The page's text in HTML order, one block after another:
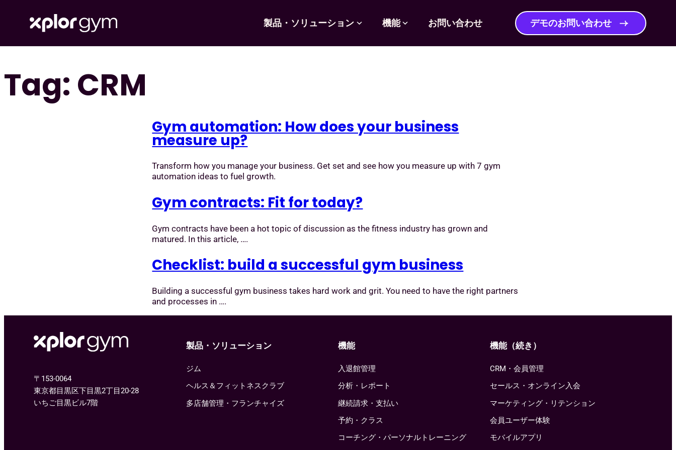
Skip
content
製品・ソリューション 機能 お問い合わせ デモのお問い合わせ
Tag: CRM
Gym automation: How does your business
measure up?
Transform how you manage your business. Get set and see how you measure up with 7 gym
automation ideas to fuel growth.
Gym contracts: Fit for today?
Gym contracts have been a hot topic of discussion as the fitness industry has grown and
matured. In this article, ….
Checklist: build a successful gym business
Building a successful gym business takes hard work and grit. You need to have the right partners
and processes in ….
〒153-0064
東京都目黒区下目黒2丁目20-28
いちご目黒ビル7階
製品・ソリューション
ジム
ヘルス＆フィットネスクラブ
多店舗管理・フランチャイズ
機能
入退館管理
分析・レポート
継続請求・支払い
予約・クラス
コーチング・パーソナルトレーニング
機能（続き）
CRM・会員管理
セールス・オンライン入会
マーケティング・リテンション
会員ユーザー体験
モバイルアプリ